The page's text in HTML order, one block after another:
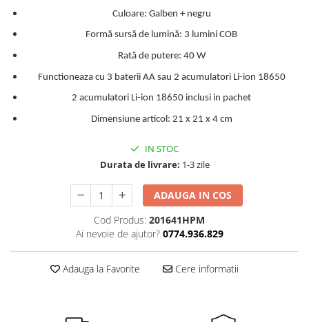
Culoare: Galben + negru
Formă sursă de lumină: 3 lumini COB
Rată de putere: 40 W
Functioneaza cu 3 baterii AA sau 2 acumulatori Li-ion 18650
2 acumulatori Li-ion 18650 inclusi in pachet
Dimensiune articol: 21 x 21 x 4 cm
IN STOC
Durata de livrare: 1-3 zile
ADAUGA IN COS
Cod Produs: 201641HPM
Ai nevoie de ajutor? 0774.936.829
Adauga la Favorite Cere informatii